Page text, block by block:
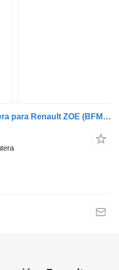
963A98112R fascia delantera para Renault ZOE (BFM_) | 12 coche